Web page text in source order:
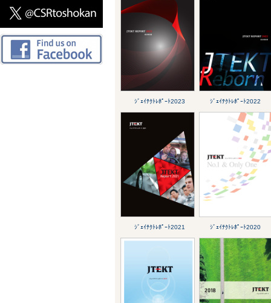
ｼﾞｪｲﾃｸﾄﾚﾎﾟｰﾄ2023 ｼﾞｪｲﾃｸﾄﾚﾎﾟｰﾄ2022
ｼﾞｪｲﾃｸﾄﾚﾎﾟｰﾄ2021 ｼﾞｪｲﾃｸﾄﾚﾎﾟｰﾄ2020